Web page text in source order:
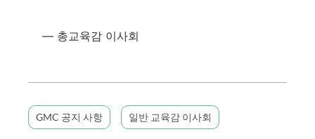
— 총교육감 이사회
GMC 공지 사항 일반 교육감 이사회